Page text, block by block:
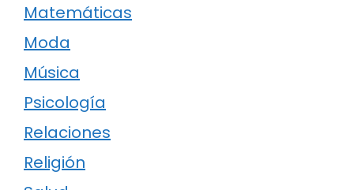
Matemáticas
Moda
Música
Psicología
Relaciones
Religión